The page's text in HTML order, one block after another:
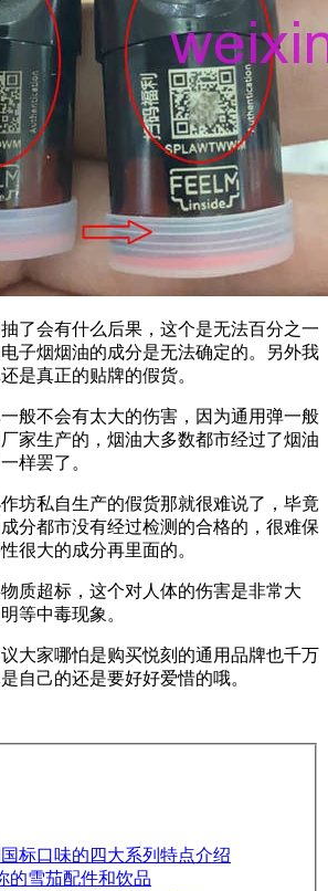
了会有什么后果，这个是无法百分之一
子烟烟油的成分是无法确定的。另外我
是真正的贴牌的假货。
般不会有太大的伤害，因为通用弹一般
家生产的，烟油大多数都市经过了烟油
样罢了。
坊私自生产的假货那就很难说了，毕竟
分都市没有经过检测的合格的，很难保
很大的成分再里面的。
质超标，这个对人体的伤害是非常大
等中毒现象。
大家哪怕是购买悦刻的通用品牌也千万
自己的还是要好好爱惜的哦。
标口味的四大系列特点介绍
的雪茄配件和饮品